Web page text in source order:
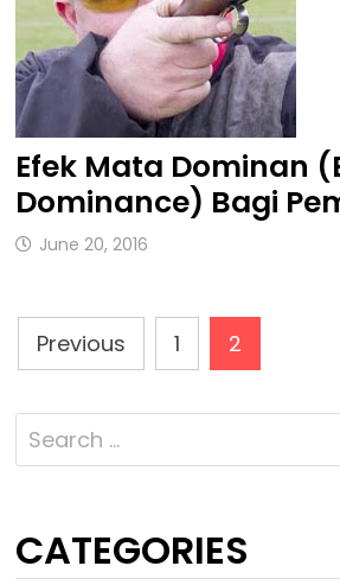
Efek Mata Dominan
Dominance) Bagi
June 20, 2016
Posts
Pagination
Previous 1 2
Search
for:
CATEGORIES